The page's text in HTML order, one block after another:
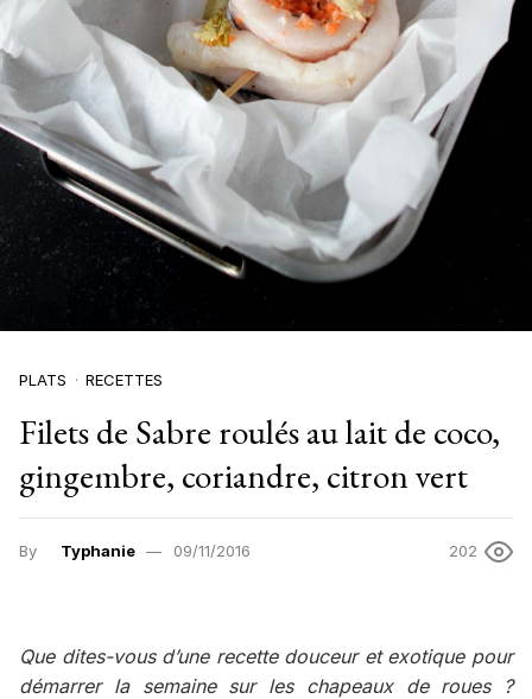
PLATS RECETTES
Filets de Sabre roulés au lait de coco,
gingembre, coriandre, citron vert
By Typhanie 09/11/2016 202
Que dites-vous d’une recette douceur et exotique pour
démarrer la semaine sur les chapeaux de roues ?